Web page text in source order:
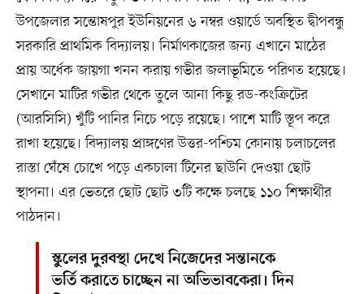
উপজেলার সন্তোষপুর ইউনিয়নের ৬ নম্বর ওয়ার্ডে অবস্থিত দ্বীপবন্ধু
সরকারি প্রাথমিক বিদ্যালয়। নির্মাণকাজের জন্য এখানে মাঠের
প্রায় অর্ধেক জায়গা খনন করায় গভীর জলাভূমিতে পরিণত হয়েছে।
সেখানে মাটির গভীর থেকে তুলে আনা কিছু রড-কংক্রিটের
(আরসিসি) খুঁটি পানির নিচে পড়ে রয়েছে। পাশে মাটি স্তূপ করে
রাখা হয়েছে। বিদ্যালয় প্রাঙ্গণের উত্তর-পশ্চিম কোনায় চলাচলের
রাস্তা ঘেঁষে চোখে পড়ে একচালা টিনের ছাউনি দেওয়া ছোট
স্থাপনা। এর ভেতরে ছোট ছোট ৩টি কক্ষে চলছে ১১০ শিক্ষার্থীর
পাঠদান।
স্কুলের দুরবস্থা দেখে নিজেদের সন্তানকে
ভর্তি করাতে চাচ্ছেন না অভিভাবকেরা। দিন